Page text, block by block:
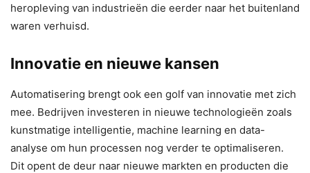
heropleving van industrieën die eerder naar het buitenland
waren verhuisd.
Innovatie en nieuwe kansen
Automatisering brengt ook een golf van innovatie met zich
mee. Bedrijven investeren in nieuwe technologieën zoals
kunstmatige intelligentie, machine learning en data-
analyse om hun processen nog verder te optimaliseren.
Dit opent de deur naar nieuwe markten en producten die